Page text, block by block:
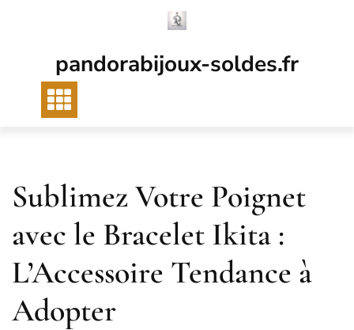
pandorabijoux-soldes.fr
Sublimez Votre Poignet
avec le Bracelet Ikita :
L’Accessoire Tendance à
Adopter